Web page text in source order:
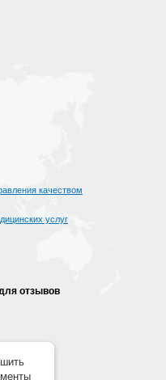
качеством
услуг
отзывов